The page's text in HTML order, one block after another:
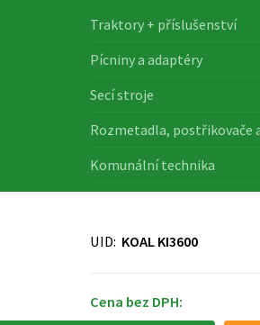
Traktory + příslušenství
Pícniny a adaptéry
Secí stroje
Rozmetadla, postřikovače
Komunální technika
UID: KOAL KI3600
Cena bez DPH: